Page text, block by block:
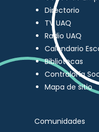
Directorio
TV UAQ
Radio UAQ
Calendario
Bibliotecas
Contraloría
Mapa de sitio
Comunidades